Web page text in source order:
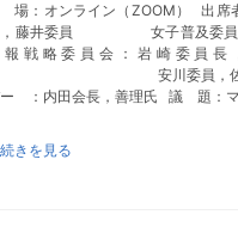
場：オンライン（ZOOM） 出席
，藤井委員 女子普及委員
報戦略委員会：岩崎委員
川委員，佐藤委員，
：内田会長，善理氏 議 題
続きを見る